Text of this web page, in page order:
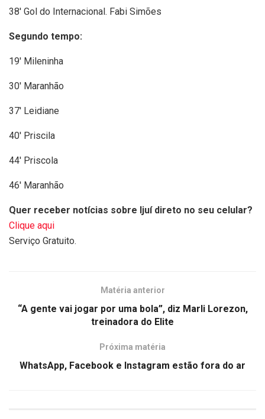
38′ Gol do Internacional. Fabi Simões
Segundo tempo:
19′ Mileninha
30′ Maranhão
37′ Leidiane
40′ Priscila
44′ Priscola
46′ Maranhão
Quer receber notícias sobre Ijuí direto no seu celular?
Clique aqui
Serviço Gratuito.
Matéria anterior
“A gente vai jogar por uma bola”, diz Marli Lorezon,
treinadora do Elite
Próxima matéria
WhatsApp, Facebook e Instagram estão fora do ar